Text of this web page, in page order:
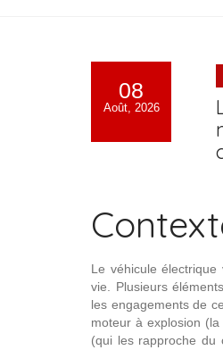
08
Août, 2026
Le véhicule
vie. Plusieurs
les engagements de
moteur à explosion
(qui les rapproche du